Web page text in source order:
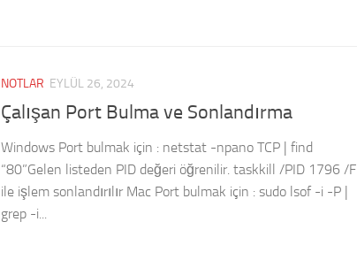
NOTLAR EYLÜL 26, 2024
Çalışan Port Bulma ve Sonlandırma
Windows Port bulmak için : netstat -npano TCP | find
“80”Gelen listeden PID değeri öğrenilir. taskkill /PID 1796 /F
ile işlem sonlandırılır Mac Port bulmak için : sudo lsof -i -P |
grep -i...